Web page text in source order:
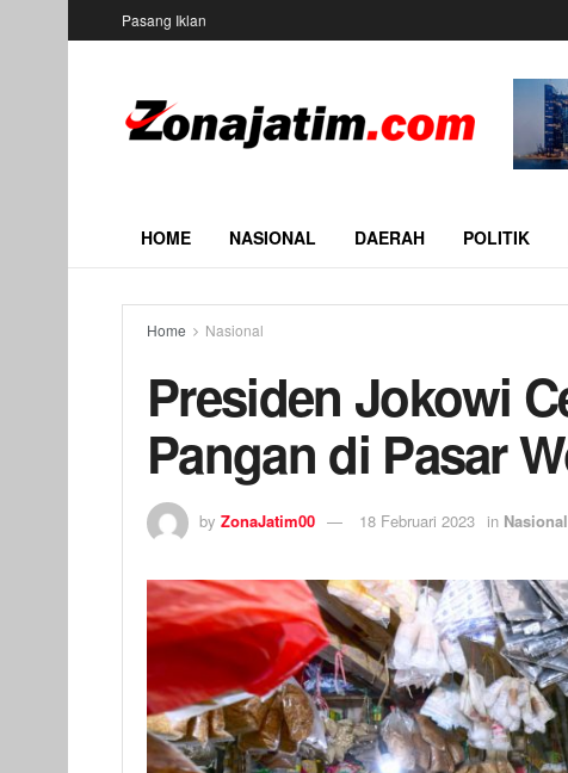
Pasang Iklan
HOME NASIONAL DAERAH POLITIK
Home Nasional
Presiden Jokowi
Pangan di Pasar
by ZonaJatim00 18 Februari 2023 in Nasional